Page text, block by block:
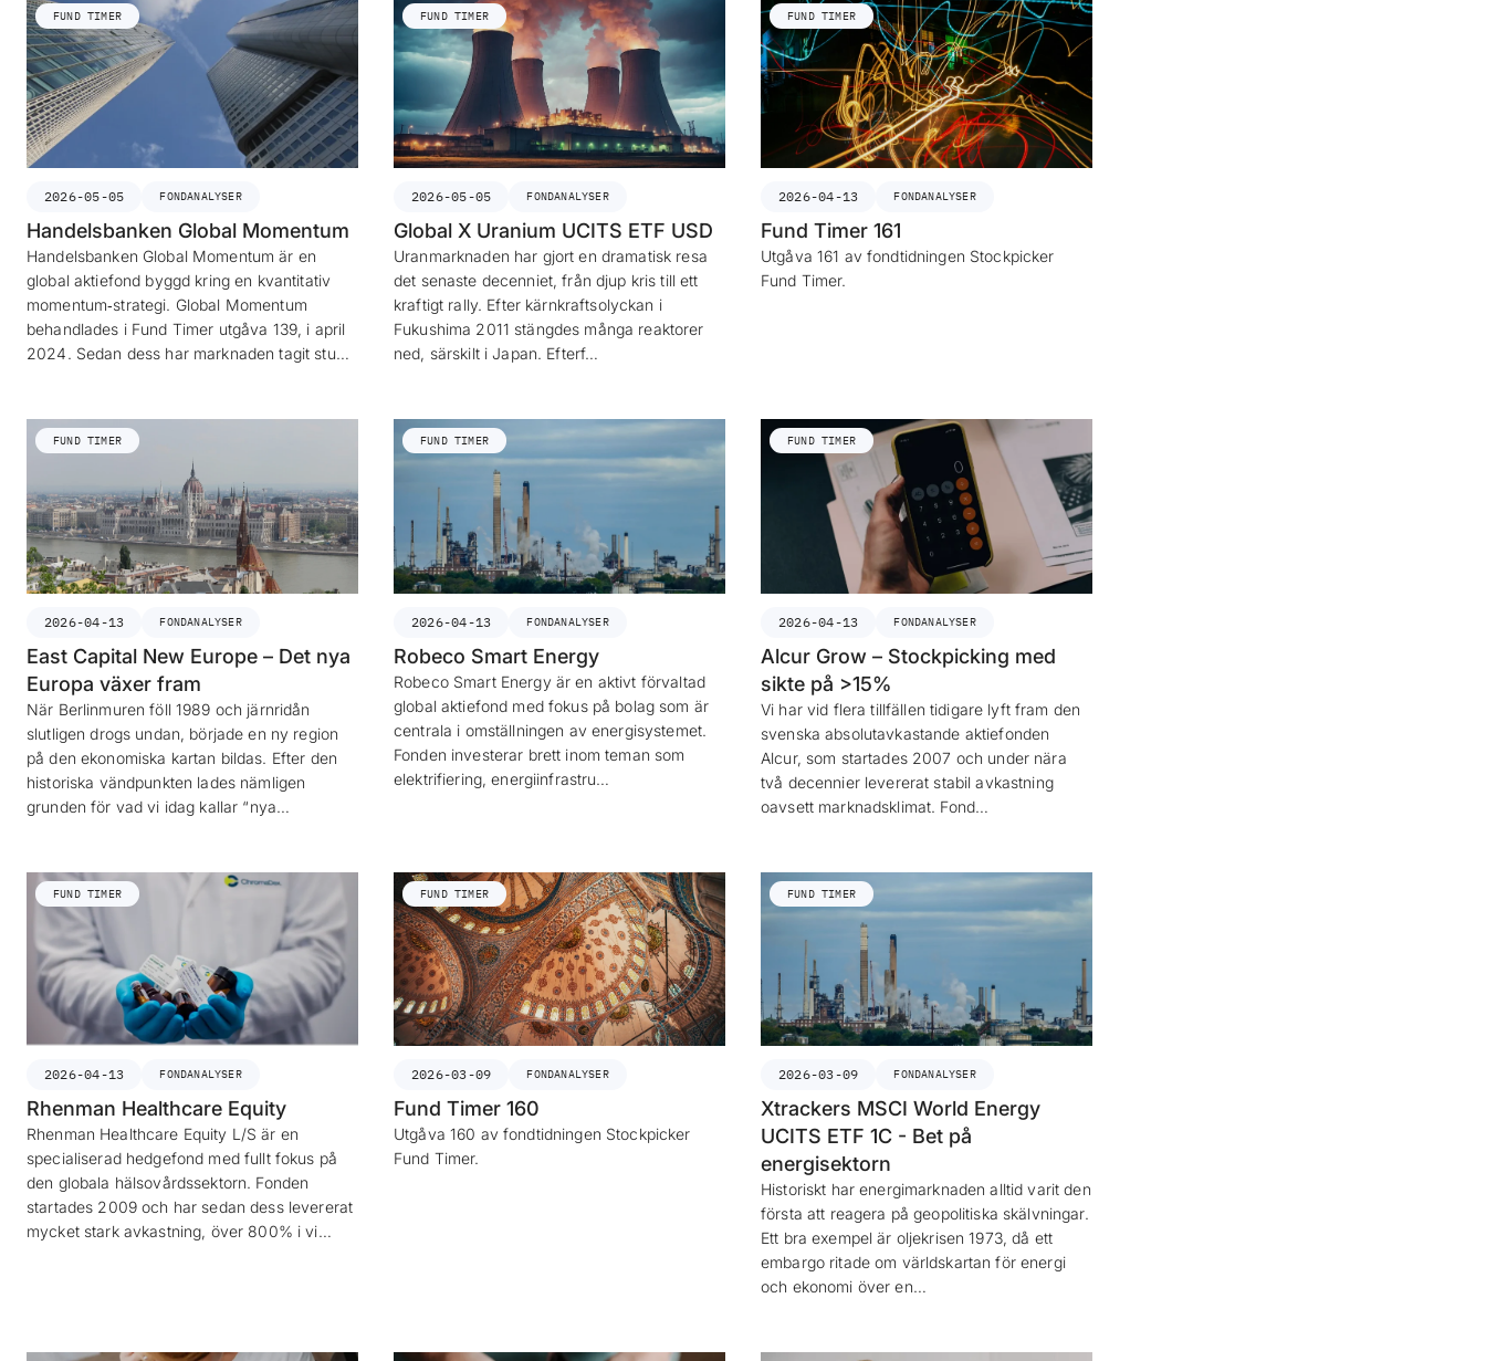
FUND TIMER
2026-05-05 FONDANALYSER
Handelsbanken Global Momentum
Handelsbanken Global Momentum är en
global aktiefond byggd kring en kvantitativ
momentum‐strategi. Global Momentum
behandlades i Fund Timer utgåva 139, i april
2024. Sedan dess har marknaden tagit stu…
FUND TIMER
2026-05-05 FONDANALYSER
Global X Uranium UCITS ETF USD
Uranmarknaden har gjort en dramatisk resa
det senaste decenniet, från djup kris till ett
kraftigt rally. Efter kärnkraftsolyckan i
Fukushima 2011 stängdes många reaktorer
ned, särskilt i Japan. Efterf…
FUND TIMER
2026-04-13 FONDANALYSER
Fund Timer 161
Utgåva 161 av fondtidningen Stockpicker
Fund Timer.
FUND TIMER
2026-04-13 FONDANALYSER
East Capital New Europe – Det nya
Europa växer fram
När Berlinmuren föll 1989 och järnridån
slutligen drogs undan, började en ny region
på den ekonomiska kartan bildas. Efter den
historiska vändpunkten lades nämligen
grunden för vad vi idag kallar “nya…
FUND TIMER
2026-04-13 FONDANALYSER
Robeco Smart Energy
Robeco Smart Energy är en aktivt förvaltad
global aktiefond med fokus på bolag som är
centrala i omställningen av energisystemet.
Fonden investerar brett inom teman som
elektrifiering, energiinfrastru…
FUND TIMER
2026-04-13 FONDANALYSER
Alcur Grow – Stockpicking med
sikte på >15%
Vi har vid flera tillfällen tidigare lyft fram den
svenska absolutavkastande aktiefonden
Alcur, som startades 2007 och under nära
två decennier levererat stabil avkastning
oavsett marknadsklimat. Fond…
FUND TIMER
2026-04-13 FONDANALYSER
Rhenman Healthcare Equity
Rhenman Healthcare Equity L/S är en
specialiserad hedgefond med fullt fokus på
den globala hälsovårdssektorn. Fonden
startades 2009 och har sedan dess levererat
mycket stark avkastning, över 800% i vi…
FUND TIMER
2026-03-09 FONDANALYSER
Fund Timer 160
Utgåva 160 av fondtidningen Stockpicker
Fund Timer.
FUND TIMER
2026-03-09 FONDANALYSER
Xtrackers MSCI World Energy
UCITS ETF 1C - Bet på
energisektorn
Historiskt har energimarknaden alltid varit den
första att reagera på geopolitiska skälvningar.
Ett bra exempel är oljekrisen 1973, då ett
embargo ritade om världskartan för energi
och ekonomi över en…